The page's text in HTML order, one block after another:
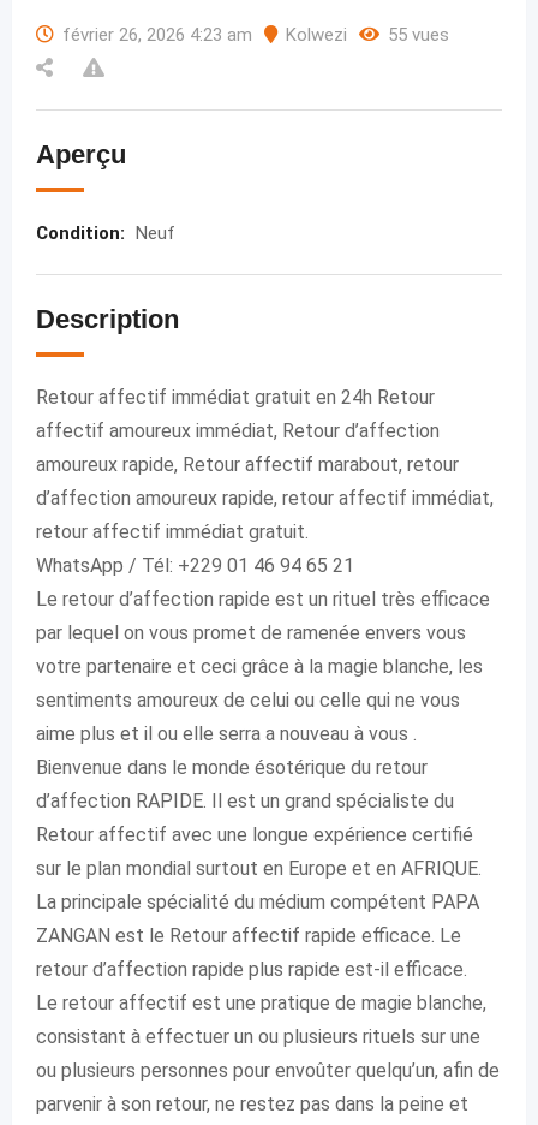
février 26, 2026 4:23 am Kolwezi 55 vues
Aperçu
Condition: Neuf
Description
Retour affectif immédiat gratuit en 24h Retour
affectif amoureux immédiat, Retour d’affection
amoureux rapide, Retour affectif marabout, retour
d’affection amoureux rapide, retour affectif immédiat,
retour affectif immédiat gratuit.
WhatsApp / Tél: +229 01 46 94 65 21
Le retour d’affection rapide est un rituel très efficace
par lequel on vous promet de ramenée envers vous
votre partenaire et ceci grâce à la magie blanche, les
sentiments amoureux de celui ou celle qui ne vous
aime plus et il ou elle serra a nouveau à vous .
Bienvenue dans le monde ésotérique du retour
d’affection RAPIDE. Il est un grand spécialiste du
Retour affectif avec une longue expérience certifié
sur le plan mondial surtout en Europe et en AFRIQUE.
La principale spécialité du médium compétent PAPA
ZANGAN est le Retour affectif rapide efficace. Le
retour d’affection rapide plus rapide est-il efficace.
Le retour affectif est une pratique de magie blanche,
consistant à effectuer un ou plusieurs rituels sur une
ou plusieurs personnes pour envoûter quelqu’un, afin de
parvenir à son retour, ne restez pas dans la peine et